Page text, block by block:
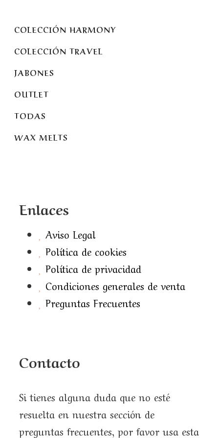
COLECCIÓN HARMONY
COLECCIÓN TRAVEL
JABONES
OUTLET
TODAS
WAX MELTS
Enlaces
Aviso Legal
Política de cookies
Política de privacidad
Condiciones generales de venta
Preguntas Frecuentes
Contacto
Si tienes alguna duda que no esté
resuelta en nuestra sección de
preguntas frecuentes, por favor usa esta